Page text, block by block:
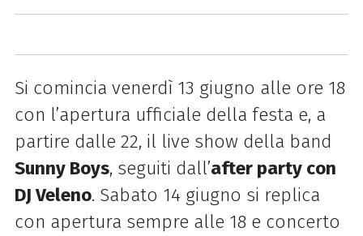
Si comincia venerdì 13 giugno alle ore 18
con l’apertura ufficiale della festa e, a
partire dalle 22, il live show della band
Sunny Boys, seguiti dall’after party con
DJ Veleno. Sabato 14 giugno si replica
con apertura sempre alle 18 e concerto